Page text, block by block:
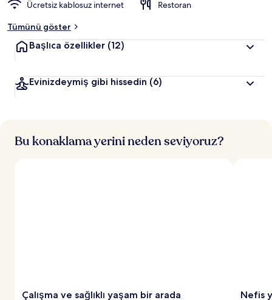
Ücretsiz kablosuz internet
Restoran
Tümünü göster
Başlıca özellikler (12)
Evinizdeymiş gibi hissedin (6)
Bu konaklama yerini neden seviyoruz?
Çalışma ve sağlıklı yaşam bir arada Nefis